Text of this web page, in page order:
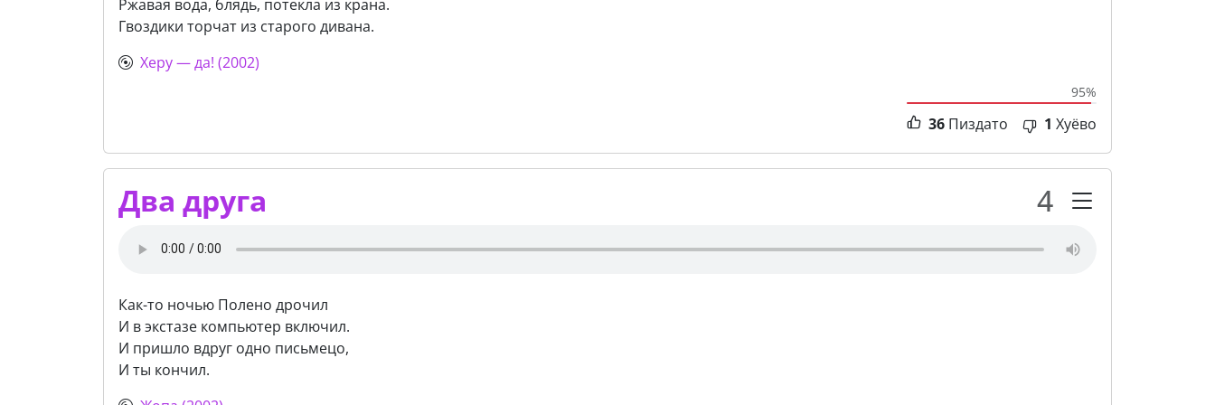
Ржавая вода, блядь, потекла из крана.
Гвоздики торчат из старого дивана.
Херу — да! (2002)
95%
36 Пиздато 1 Хуёво
Два друга 4
Как-то ночью Полено дрочил
И в экстазе компьютер включил.
И пришло вдруг одно письмецо,
И ты кончил.